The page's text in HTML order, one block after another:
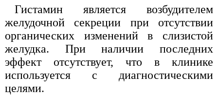
Гистамин является возбудителем
желудочной секреции при отсутствии
органических изменений в слизистой
желудка. При наличии последних
эффект отсутствует, что в клинике
используется с диагностическими
целями.